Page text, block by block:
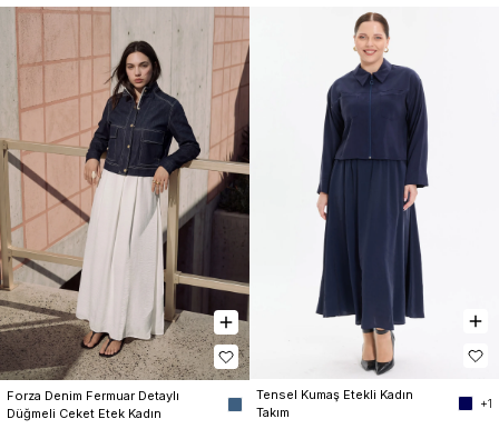
Forza Denim Fermuar Detaylı
Düğmeli Ceket Etek Kadın
Tensel Kumaş Etekli Kadın
Takım
+1